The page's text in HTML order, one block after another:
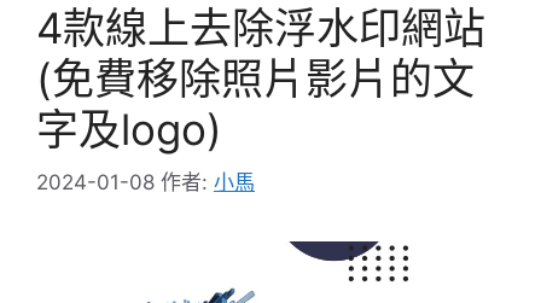
4款線上去除浮水印網站
(免費移除照片影片的文
字及logo)
2024-01-08 作者: 小馬